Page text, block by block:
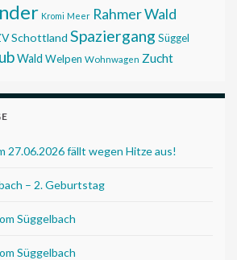
Kromi Meer Rahmer Wald
Schottland Spaziergang Süggel
Wald Welpen Wohnwagen Zucht
27.06.2026 fällt wegen Hitze aus!
– 2. Geburtstag
Süggelbach
Süggelbach